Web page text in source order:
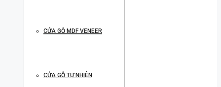
CỬA GỖ MDF VENEER
CỬA GỖ TỰ NHIÊN